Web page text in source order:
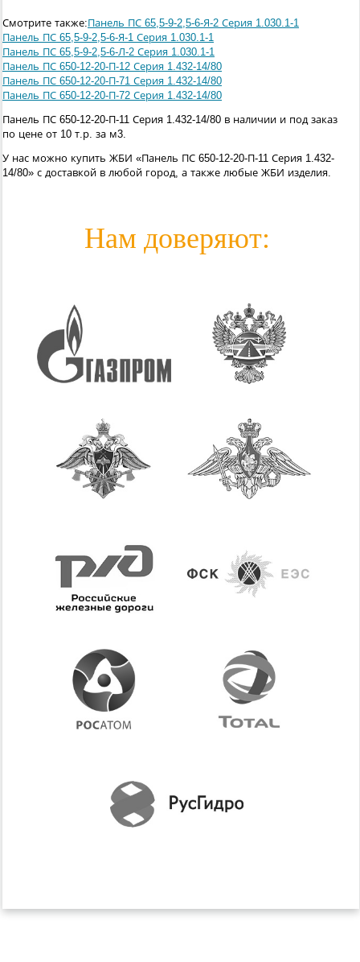
Смотрите также:Панель ПС 65,5-9-2,5-6-Я-2 Серия 1.030.1-1
Панель ПС 65,5-9-2,5-6-Я-1 Серия 1.030.1-1
Панель ПС 65,5-9-2,5-6-Л-2 Серия 1.030.1-1
Панель ПС 650-12-20-П-12 Серия 1.432-14/80
Панель ПС 650-12-20-П-71 Серия 1.432-14/80
Панель ПС 650-12-20-П-72 Серия 1.432-14/80
Панель ПС 650-12-20-П-11 Серия 1.432-14/80 в наличии и под заказ
по цене от 10 т.р. за м3.
У нас можно купить ЖБИ «Панель ПС 650-12-20-П-11 Серия 1.432-
14/80» с доставкой в любой город, а также любые ЖБИ изделия.
Нам доверяют: